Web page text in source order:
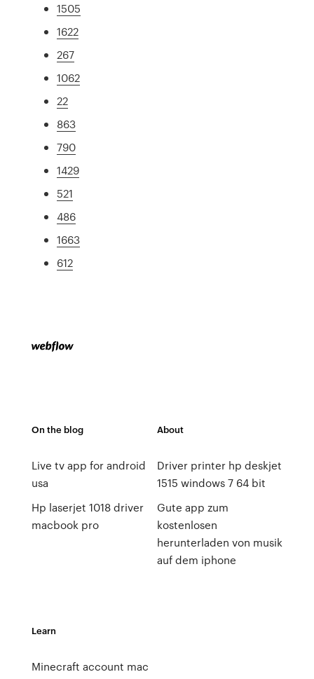
1505
1622
267
1062
22
863
790
1429
521
486
1663
612
On the blog
Live tv app for android
usa
Hp laserjet 1018 driver
macbook pro
About
Driver printer hp deskjet
1515 windows 7 64 bit
Gute app zum
kostenlosen
herunterladen von musik
auf dem iphone
Learn
Minecraft account mac